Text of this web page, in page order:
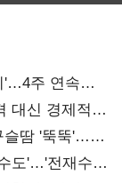
'…4주 연속
대신 경제적
슬땀 '뚝뚝'…
도'…'전재수